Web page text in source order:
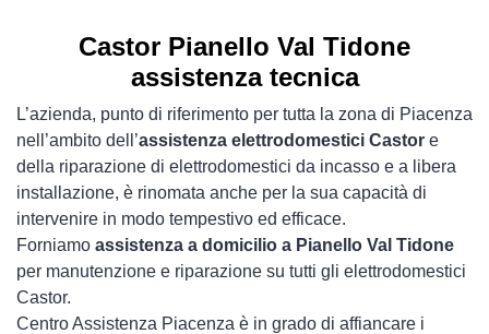
Castor Pianello Val Tidone
assistenza tecnica
L’azienda, punto di riferimento per tutta la zona di Piacenza
nell’ambito dell’assistenza elettrodomestici Castor e
della riparazione di elettrodomestici da incasso e a libera
installazione, è rinomata anche per la sua capacità di
intervenire in modo tempestivo ed efficace.
Forniamo assistenza a domicilio a Pianello Val Tidone
per manutenzione e riparazione su tutti gli elettrodomestici
Castor.
Centro Assistenza Piacenza è in grado di affiancare i